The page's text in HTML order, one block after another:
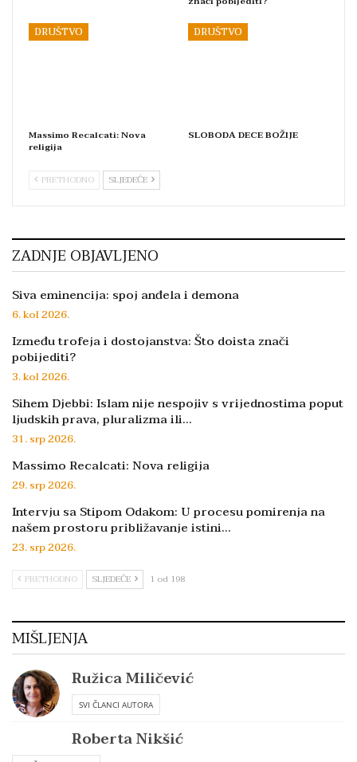
DRUŠTVO
Massimo Recalcati: Nova
religija
DRUŠTVO
SLOBODA DECE BOŽIJE
PRETHODNO SLJEDEĆE
ZADNJE OBJAVLJENO
Siva eminencija: spoj anđela i demona
6. kol 2026.
Između trofeja i dostojanstva: Što doista znači
pobijediti?
3. kol 2026.
Sihem Djebbi: Islam nije nespojiv s vrijednostima poput
ljudskih prava, pluralizma ili…
31. srp 2026.
Massimo Recalcati: Nova religija
29. srp 2026.
Intervju sa Stipom Odakom: U procesu pomirenja na
našem prostoru približavanje istini…
23. srp 2026.
PRETHODNO SLJEDEĆE 1 od 198
MIŠLJENJA
Ružica Miličević
SVI ČLANCI AUTORA
Roberta Nikšić